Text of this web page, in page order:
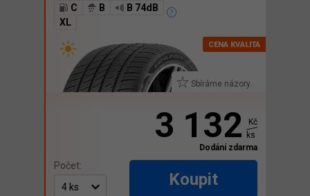
C
B
B 74dB
XL
Sbíráme názory.
3 132
Kč
ks
Dodání zdarma
Počet:
Koupit